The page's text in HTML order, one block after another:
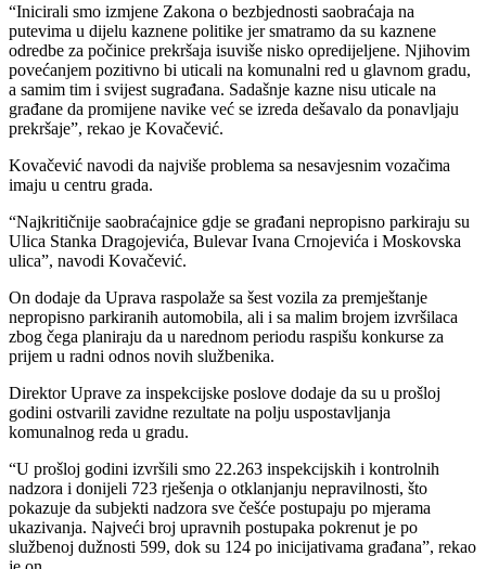
“Inicirali smo izmjene Zakona o bezbjednosti saobraćaja na
putevima u dijelu kaznene politike jer smatramo da su kaznene
odredbe za počinice prekršaja isuviše nisko opredijeljene. Njihovim
povećanjem pozitivno bi uticali na komunalni red u glavnom gradu,
a samim tim i svijest sugrađana. Sadašnje kazne nisu uticale na
građane da promijene navike već se izreda dešavalo da ponavljaju
prekršaje”, rekao je Kovačević.
Kovačević navodi da najviše problema sa nesavjesnim vozačima
imaju u centru grada.
“Najkritičnije saobraćajnice gdje se građani nepropisno parkiraju su
Ulica Stanka Dragojevića, Bulevar Ivana Crnojevića i Moskovska
ulica”, navodi Kovačević.
On dodaje da Uprava raspolaže sa šest vozila za premještanje
nepropisno parkiranih automobila, ali i sa malim brojem izvršilaca
zbog čega planiraju da u narednom periodu raspišu konkurse za
prijem u radni odnos novih službenika.
Direktor Uprave za inspekcijske poslove dodaje da su u prošloj
godini ostvarili zavidne rezultate na polju uspostavljanja
komunalnog reda u gradu.
“U prošloj godini izvršili smo 22.263 inspekcijskih i kontrolnih
nadzora i donijeli 723 rješenja o otklanjanju nepravilnosti, što
pokazuje da subjekti nadzora sve češće postupaju po mjerama
ukazivanja. Najveći broj upravnih postupaka pokrenut je po
službenoj dužnosti 599, dok su 124 po inicijativama građana”, rekao